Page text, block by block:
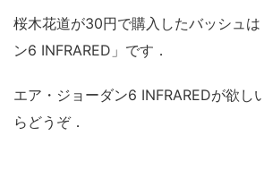
桜木花道が30円で購入したバッシュ
ン6 INFRARED」です．
エア・ジョーダン6 INFRAREDが欲し
らどうぞ．